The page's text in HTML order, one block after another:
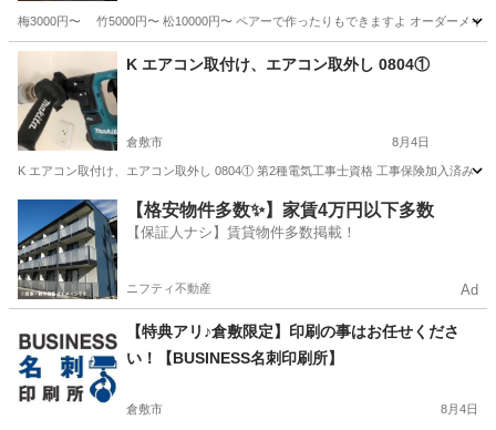
梅3000円〜 竹5000円〜 松10000円〜 ペアーで作ったりもできますよ オーダーメ
岡山 津山市 その他
K エアコン取付け、エアコン取外し 0804①
倉敷市 8月4日
K エアコン取付け、エアコン取外し 0804① 第2種電気工事士資格 工事保険加入済み
倉敷市 その他 取り外し
【格安物件多数✨】家賃4万円以下多数
【保証人ナシ】賃貸物件多数掲載！
ニフティ不動産 Ad
【特典アリ♪倉敷限定】印刷の事はお任せくださ
い！【BUSINESS名刺印刷所】
倉敷市 8月4日